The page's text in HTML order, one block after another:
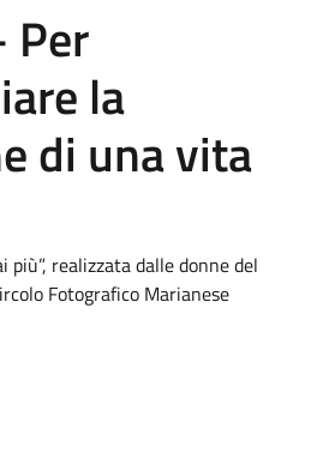
Per
la
di una vita
più”, realizzata dalle donne del
Fotografico Marianese